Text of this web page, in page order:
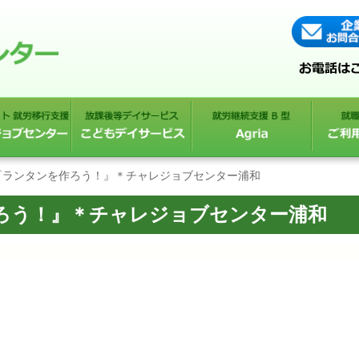
ンタンを作ろう！』＊チャレジョブセンター浦和
う！』＊チャレジョブセンター浦和